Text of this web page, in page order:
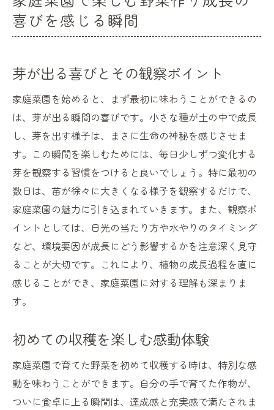
喜びを感じる瞬間
芽が出る喜びとその観察ポイント
家庭菜園を始めると、まず最初に味わうことができるの
は、芽が出る瞬間の喜びです。小さな種が土の中で成長
し、芽を出す様子は、まさに生命の神秘を感じさせま
す。この瞬間を楽しむためには、毎日少しずつ変化する
芽を観察する習慣をつけると良いでしょう。特に最初の
数日は、苗が徐々に大きくなる様子を観察するだけで、
家庭菜園の魅力に引き込まれていきます。また、観察ポ
イントとしては、日光の当たり方や水やりのタイミング
など、環境要因が成長にどう影響するかを注意深く見守
ることが大切です。これにより、植物の成長過程を直に
感じることができ、家庭菜園に対する理解も深まりま
す。
初めての収穫を楽しむ感動体験
家庭菜園で育てた野菜を初めて収穫する時は、特別な感
動を味わうことができます。自分の手で育てた作物が、
ついに食卓に上る瞬間は、達成感と充実感で満たされま